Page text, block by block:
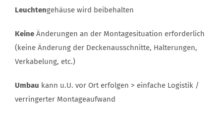
Leuchtengehäuse wird beibehalten
KeineÄnderungen an der Montagesituation erforderlich
(keine Änderung der Deckenausschnitte, Halterungen,
Verkabelung, etc.)
Umbau kann u.U. vor Ort erfolgen > einfache Logistik /
verringerter Montageaufwand